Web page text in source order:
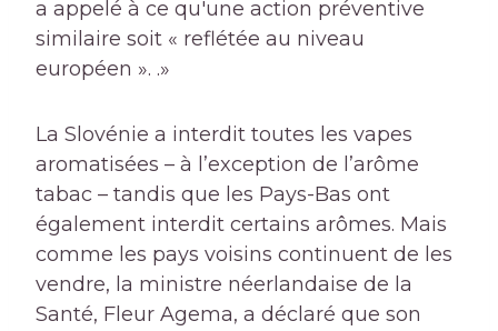
a appelé à ce qu'une action préventive
similaire soit « reflétée au niveau
européen ». .»
La Slovénie a interdit toutes les vapes
aromatisées – à l’exception de l’arôme
tabac – tandis que les Pays-Bas ont
également interdit certains arômes. Mais
comme les pays voisins continuent de les
vendre, la ministre néerlandaise de la
Santé, Fleur Agema, a déclaré que son